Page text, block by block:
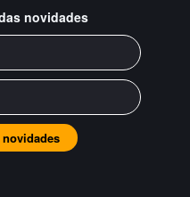
novidades